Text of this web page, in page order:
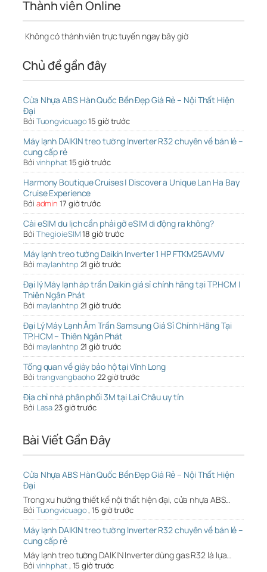
Thành viên Online
Không có thành viên trực tuyến ngay bây giờ
Chủ đề gần đây
Cửa Nhựa ABS Hàn Quốc Bền Đẹp Giá Rẻ – Nội Thất Hiện
Đại
Bởi Tuongvicuago15 giờ trước
Máy lạnh DAIKIN treo tường Inverter R32 chuyên về bán lẻ –
cung cấp rẻ
Bởi vinhphat15 giờ trước
Harmony Boutique Cruises | Discover a Unique Lan Ha Bay
Cruise Experience
Bởi admin 17 giờ trước
Cài eSIM du lịch cần phải gỡ eSIM di động ra không?
Bởi ThegioieSIM18 giờ trước
Máy lạnh treo tường Daikin Inverter 1 HP FTKM25AVMV
Bởi maylanhtnp 21 giờ trước
Đại lý Máy lạnh áp trần Daikin giá sỉ chính hãng tại TP.HCM |
Thiên Ngân Phát
Bởi maylanhtnp 21 giờ trước
Đại Lý Máy Lạnh Âm Trần Samsung Giá Sỉ Chính Hãng Tại
TP.HCM – Thiên Ngân Phát
Bởi maylanhtnp 21 giờ trước
Tổng quan về giày bảo hộ tại Vĩnh Long
Bởi trangvangbaoho 22 giờ trước
Địa chỉ nhà phân phối 3M tại Lai Châu uy tín
Bởi Lasa23 giờ trước
Bài Viết Gần Đây
Cửa Nhựa ABS Hàn Quốc Bền Đẹp Giá Rẻ – Nội Thất Hiện
Đại
Trong xu hướng thiết kế nội thất hiện đại, cửa nhựa ABS…
Bởi Tuongvicuago,15 giờ trước
Máy lạnh DAIKIN treo tường Inverter R32 chuyên về bán lẻ –
cung cấp rẻ
Máy lạnh treo tường DAIKIN Inverter dùng gas R32 là lựa…
Bởi vinhphat, 15 giờ trước